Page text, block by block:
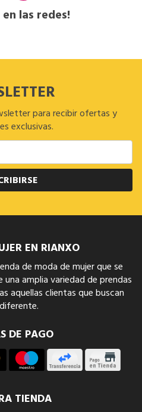
en las redes!
para recibir ofertas y
exclusivas.
EN RIANXO
de moda de mujer que se
amplia variedad de prendas
aquellas clientas que buscan
DE PAGO
TIENDA